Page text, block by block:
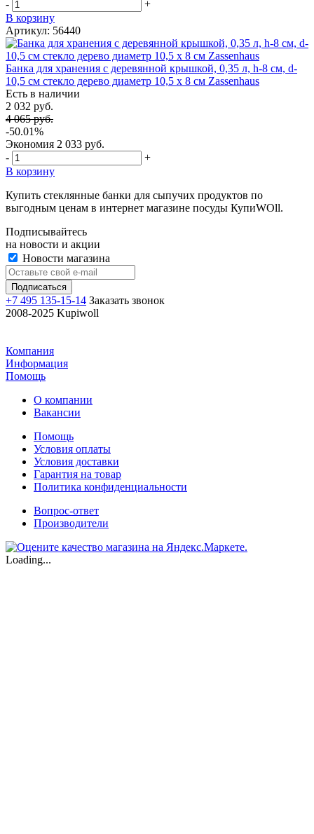
-
+
В корзину
Артикул: 56440
Банка для хранения с деревянной крышкой, 0,35 л, h-8 см, d-
10,5 см стекло дерево диаметр 10,5 х 8 см Zassenhaus
Есть в наличии
2 032 руб.
4 065 руб.
-50.01%
Экономия 2 033 руб.
-
+
В корзину
Купить стеклянные банки для сыпучих продуктов по
выгодным ценам в интернет магазине посуды КупиWOll.
Подписывайтесь
на новости и акции
Новости магазина
+7 495 135-15-14 Заказать звонок
2008-2025 Kupiwoll
Компания
Информация
Помощь
О компании
Вакансии
Помощь
Условия оплаты
Условия доставки
Гарантия на товар
Политика конфиденциальности
Вопрос-ответ
Производители
Loading...